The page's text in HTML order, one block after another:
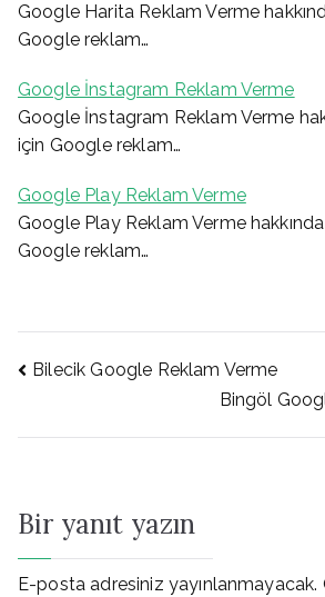
Google Harita Reklam Verme
Google reklam…
Google İnstagram Reklam Verme
Google İnstagram Reklam Verme
için Google reklam…
Google Play Reklam Verme
Google Play Reklam Verme
Google reklam…
Yazı
Bilecik Google Reklam Verme
Bingöl
Bir yanıt yazın
E-posta adresiniz yayınlanmayacak.